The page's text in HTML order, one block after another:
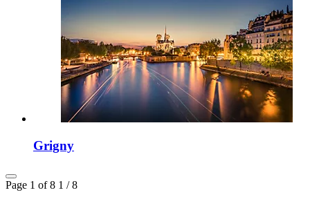
Grigny
Page 1 of 8 1 / 8